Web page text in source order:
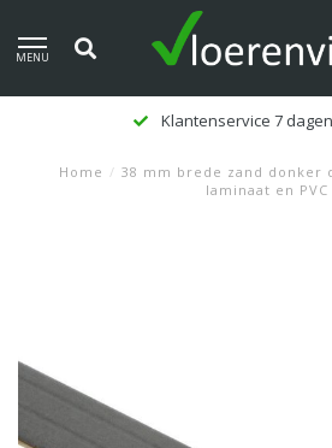
MENU
Klantenservice 7
Home / 38 mm brede zand
laminaat en PVC